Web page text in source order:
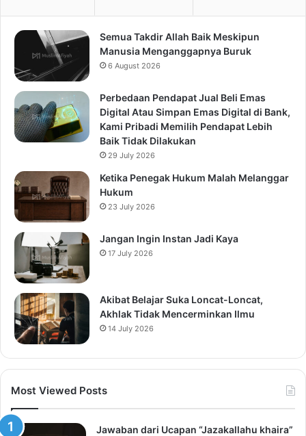
Semua Takdir Allah Baik Meskipun
Manusia Menganggapnya Buruk
6 August 2026
Perbedaan Pendapat Jual Beli Emas
Digital Atau Simpan Emas Digital di Bank,
Kami Pribadi Memilih Pendapat Lebih
Baik Tidak Dilakukan
29 July 2026
Ketika Penegak Hukum Malah Melanggar
Hukum
23 July 2026
Jangan Ingin Instan Jadi Kaya
17 July 2026
Akibat Belajar Suka Loncat-Loncat,
Akhlak Tidak Mencerminkan Ilmu
14 July 2026
Most Viewed Posts
Jawaban dari Ucapan “Jazakallahu khaira”